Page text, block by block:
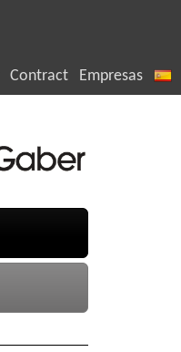
Contract Empresas